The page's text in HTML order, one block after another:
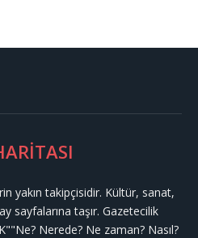
yakın takipçisidir. Kültür, sanat,
sayfalarına taşır. Gazetecilik
Nerede? Ne zaman? Nasıl?